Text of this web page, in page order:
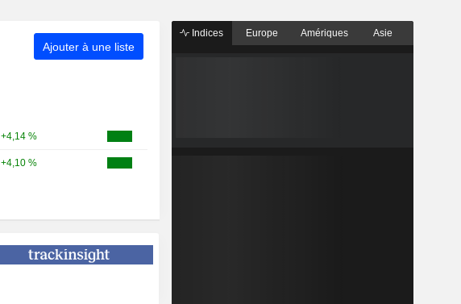
Ajouter à une liste
+4,14 %
+4,10 %
Indices Europe Amériques Asie